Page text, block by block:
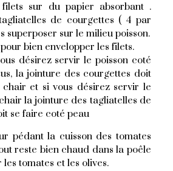
sur du papier absorbant .
de courgettes ( 4 par
superposer sur le milieu poisson.
bien envelopper les filets.
désirez servir le poisson coté
la jointure des courgettes doit
et si vous désirez servir le
la jointure des tagliatelles de
se faire coté peau
pédant la cuisson des tomates
reste bien chaud dans la poêle
tomates et les olives.